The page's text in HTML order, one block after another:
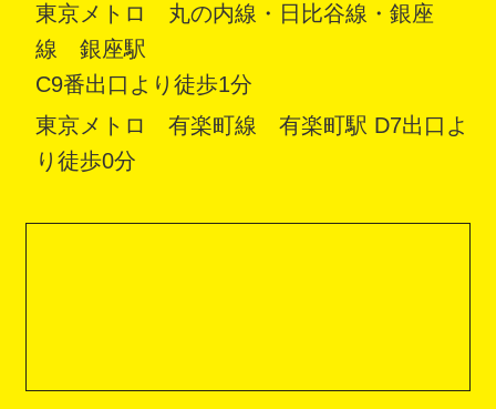
東京メトロ 丸の内線・日比谷線・銀座
線 銀座駅
C9番出口より徒歩1分
東京メトロ 有楽町線 有楽町駅 D7出口よ
り徒歩0分